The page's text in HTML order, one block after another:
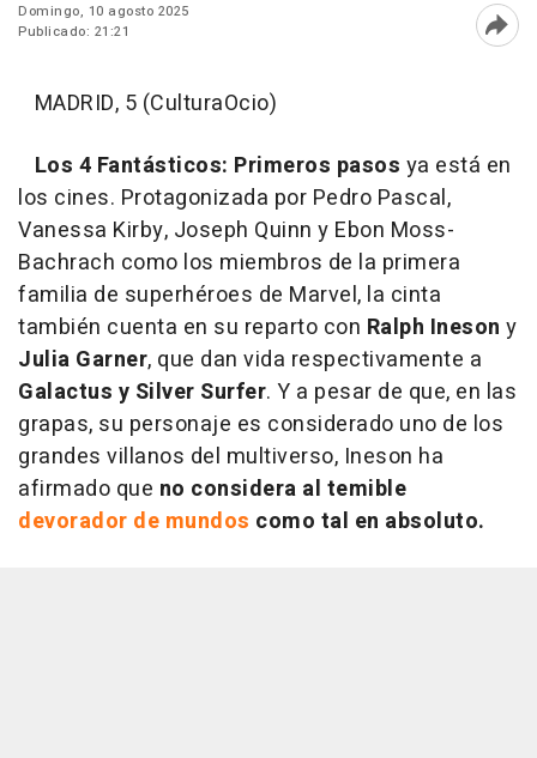
Domingo, 10 agosto 2025
Publicado: 21:21
MADRID, 5 (CulturaOcio)
Los 4 Fantásticos: Primeros pasos ya está en
los cines. Protagonizada por Pedro Pascal,
Vanessa Kirby, Joseph Quinn y Ebon Moss-
Bachrach como los miembros de la primera
familia de superhéroes de Marvel, la cinta
también cuenta en su reparto con Ralph Ineson y
Julia Garner, que dan vida respectivamente a
Galactus y Silver Surfer. Y a pesar de que, en las
grapas, su personaje es considerado uno de los
grandes villanos del multiverso, Ineson ha
afirmado que no considera al temible
devorador de mundos como tal en absoluto.